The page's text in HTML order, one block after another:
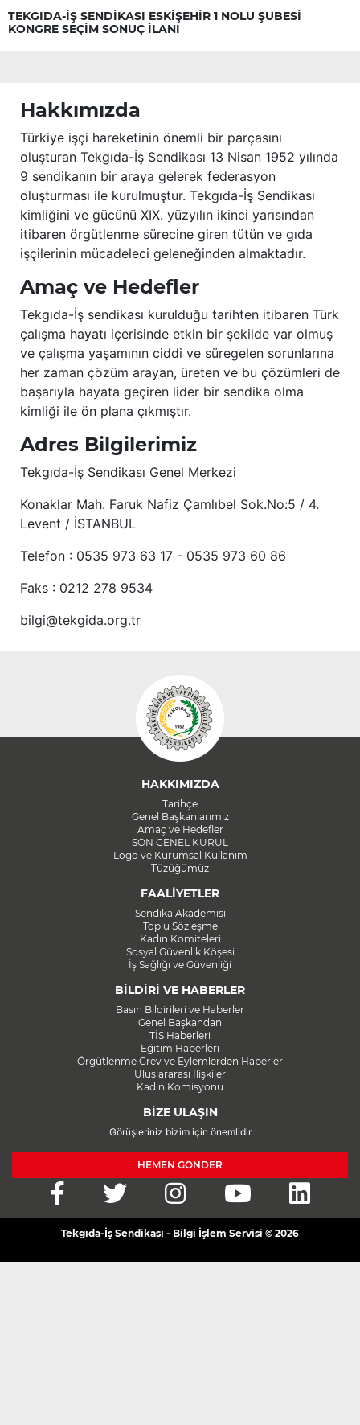
TEKGIDA-İŞ SENDİKASI ESKİŞEHİR 1 NOLU ŞUBESİ
KONGRE SEÇİM SONUÇ İLANI
Hakkımızda
Türkiye işçi hareketinin önemli bir parçasını
oluşturan Tekgıda-İş Sendikası 13 Nisan 1952 yılında
9 sendikanın bir araya gelerek federasyon
oluşturması ile kurulmuştur. Tekgıda-İş Sendikası
kimliğini ve gücünü XIX. yüzyılın ikinci yarısından
itibaren örgütlenme sürecine giren tütün ve gıda
işçilerinin mücadeleci geleneğinden almaktadır.
Amaç ve Hedefler
Tekgıda-İş sendikası kurulduğu tarihten itibaren Türk
çalışma hayatı içerisinde etkin bir şekilde var olmuş
ve çalışma yaşamının ciddi ve süregelen sorunlarına
her zaman çözüm arayan, üreten ve bu çözümleri de
başarıyla hayata geçiren lider bir sendika olma
kimliği ile ön plana çıkmıştır.
Adres Bilgilerimiz
Tekgıda-İş Sendikası Genel Merkezi
Konaklar Mah. Faruk Nafiz Çamlıbel Sok.No:5 / 4.
Levent / İSTANBUL
Telefon : 0535 973 63 17 - 0535 973 60 86
Faks : 0212 278 9534
bilgi@tekgida.org.tr
HAKKIMIZDA
Tarihçe
Genel Başkanlarımız
Amaç ve Hedefler
SON GENEL KURUL
Logo ve Kurumsal Kullanım
Tüzüğümüz
FAALİYETLER
Sendika Akademisi
Toplu Sözleşme
Kadın Komiteleri
Sosyal Güvenlik Köşesi
İş Sağlığı ve Güvenliği
BİLDİRİ VE HABERLER
Basın Bildirileri ve Haberler
Genel Başkandan
TİS Haberleri
Eğitim Haberleri
Örgütlenme Grev ve Eylemlerden Haberler
Uluslararası İlişkiler
Kadın Komisyonu
BİZE ULAŞIN
Görüşleriniz bizim için önemlidir
HEMEN GÖNDER
Tekgıda-İş Sendikası - Bilgi İşlem Servisi © 2026